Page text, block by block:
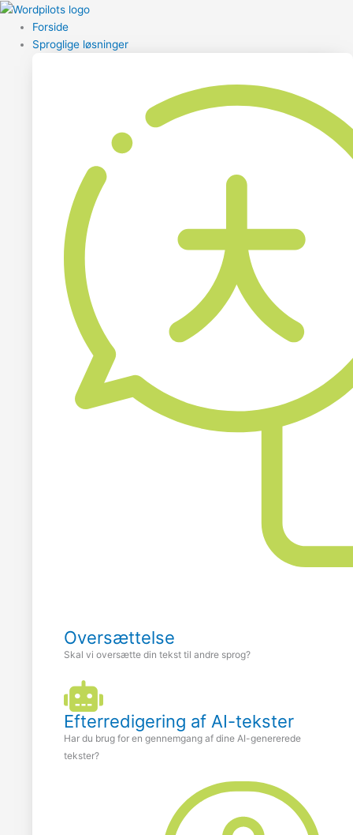
Forside
Sproglige løsninger
Oversættelse
Skal vi oversætte din tekst til andre sprog?
Efterredigering af AI-tekster
Har du brug for en gennemgang af dine AI-genererede
tekster?